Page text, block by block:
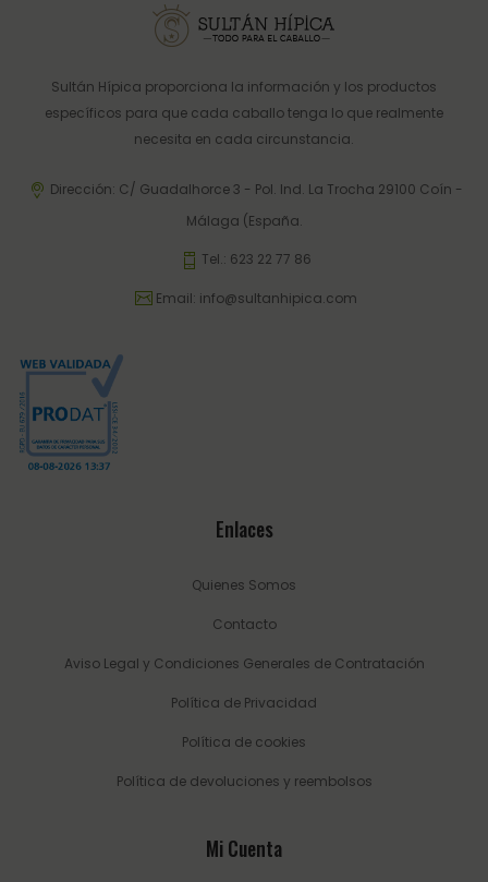
Sultán Hípica proporciona la información y los productos
específicos para que cada caballo tenga lo que realmente
necesita en cada circunstancia.
Dirección: C/ Guadalhorce 3 - Pol. Ind. La Trocha 29100 Coín -
Málaga (España.
Tel.: 623 22 77 86
Email: info@sultanhipica.com
Enlaces
Quienes Somos
Contacto
Aviso Legal y Condiciones Generales de Contratación
Política de Privacidad
Política de cookies
Política de devoluciones y reembolsos
Mi Cuenta